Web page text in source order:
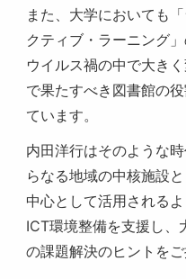
また、大学においても
クティブ・ラーニング
ウイルス禍の中で大き
で果たすべき図書館の
ています。
内田洋行はそのような
らなる地域の中核施設
中心として活用される
ICT環境整備を支援し、
の課題解決のヒントを